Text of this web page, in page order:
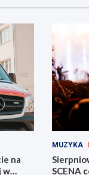
na
w
MUZYKA
SCENA